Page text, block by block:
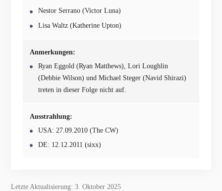
Nestor Serrano (Victor Luna)
Lisa Waltz (Katherine Upton)
Anmerkungen:
Ryan Eggold (Ryan Matthews), Lori Loughlin
(Debbie Wilson) und Michael Steger (Navid Shirazi)
treten in dieser Folge nicht auf.
Ausstrahlung:
USA: 27.09.2010 (The CW)
DE: 12.12.2011 (sixx)
Letzte Aktualisierung: 3. Oktober 2025